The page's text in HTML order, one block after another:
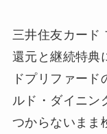
三井住友カード
還元と継続特典
ドプリファー
ルド・ダイニン
つからないまま